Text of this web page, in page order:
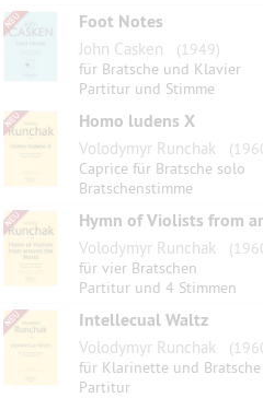
Foot Notes
John Casken
(1949)
für Bratsche und Klavier
Partitur und Stimme
Homo ludens X
Volodymyr Runchak
Caprice für Bratsche solo
Bratschenstimme
Hymn of Violists from
Volodymyr Runchak
für vier Bratschen
Partitur und 4 Stimmen
Intellecual Waltz
Volodymyr Runchak
für Klarinette und Bratsche
Partitur